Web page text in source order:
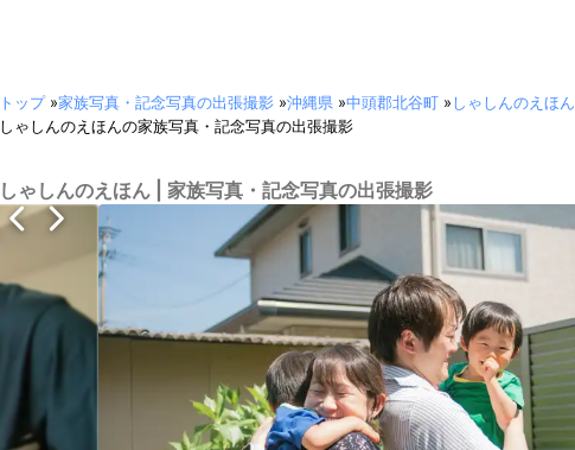
トップ»家族写真・記念写真の出張撮影 »沖縄県 »中頭郡北谷町 »しゃしんのえほん
しゃしんのえほんの家族写真・記念写真の出張撮影
しゃしんのえほん | 家族写真・記念写真の出張撮影